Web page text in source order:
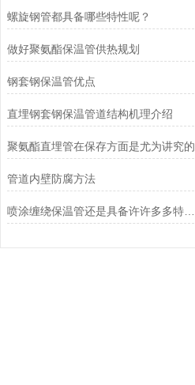
螺旋钢管都具备哪些特性呢？
做好聚氨酯保温管供热规划
钢套钢保温管优点
直埋钢套钢保温管道结构机理介绍
聚氨酯直埋管在保存方面是尤为讲究的
管道内壁防腐方法
喷涂缠绕保温管还是具备许许多多特点的